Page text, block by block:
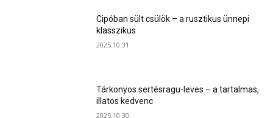
Cipóban sült csülök – a rusztikus ünnepi
klasszikus
2025.10.31.
Tárkonyos sertésragu-leves – a tartalmas,
illatos kedvenc
2025.10.30.